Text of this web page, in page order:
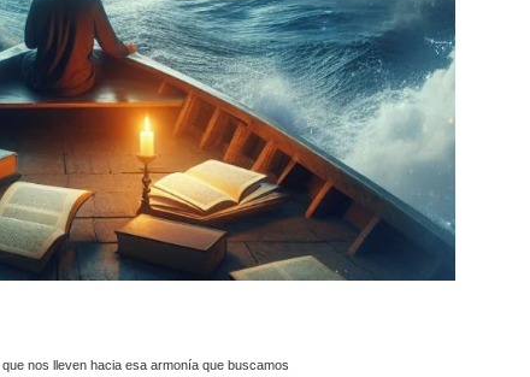
nos lleven hacia esa armonía que buscamos